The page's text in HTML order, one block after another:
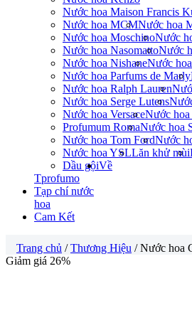
Nước hoa Maison Francis
Nước hoa MCMNước hoa
Nước hoa MoschinoNước
Nước hoa NasomattoNước
Nước hoa NishaneNước
Nước hoa Parfums de Marly
Nước hoa Ralph Lauren
Nước hoa Serge Lutens
Nước hoa VersaceNước
Profumum RomaNước hoa
Nước hoa Tom FordNước
Nước hoa YSLLăn khử mùi
Dầu gộiVề
Tprofumo
Tạp chí nước
hoa
Cam Kết
Trang chủ /Thương Hiệu / Nước hoa
Giảm giá 26%